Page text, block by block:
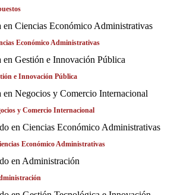
Económico Administrativas
e Innovación Pública
y Comercio Internacional
Económico Administrativas